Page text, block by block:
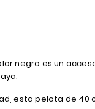
negro es un
esta pelota de 40